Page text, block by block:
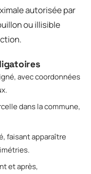
autorisée par
ou illisible
avec coordonnées
dans la commune,
faisant apparaître
et après,